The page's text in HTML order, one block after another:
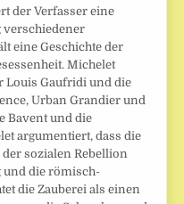
der Verfasser eine
verschiedener
eine Geschichte der
Michelet
Louis Gaufridi und die
Urban Grandier und
Bavent und die
argumentiert, dass die
sozialen Rebellion
und die römisch-
die Zauberei als einen